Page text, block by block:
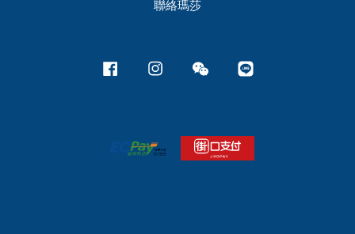
聯絡瑪莎
Facebook Instagram Wechat